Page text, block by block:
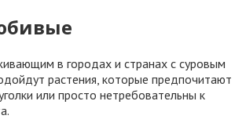
в городах и странах с суровым
растения, которые предпочитают
или просто нетребовательны к